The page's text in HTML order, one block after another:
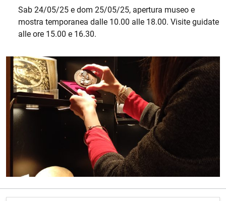
Sab 24/05/25 e dom 25/05/25, apertura museo e
mostra temporanea dalle 10.00 alle 18.00. Visite guidate
alle ore 15.00 e 16.30.